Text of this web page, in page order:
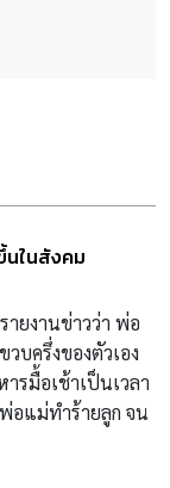
นในสังคม
ายงานข่าวว่า พ่อ
บครึ่งของตัวเอง
รมื้อเช้าเป็นเวลา
อแม่ทำร้ายลูก จน